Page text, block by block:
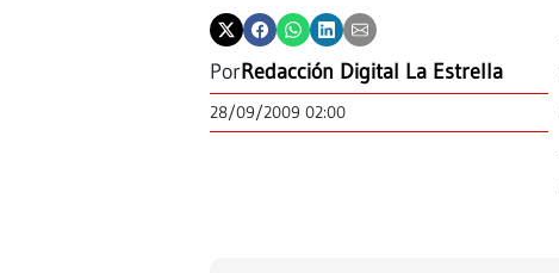
PorRedacción Digital La Estrella
28/09/2009 02:00